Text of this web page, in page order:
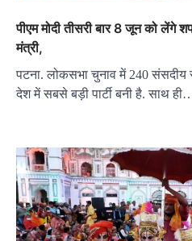
पीएम मोदी तीसरी बार 8 जून को लेंगे
मंत्री,
पटना. लोकसभा चुनाव में 240 संसदीय
देश में सबसे बड़ी पार्टी बनी है. साथ